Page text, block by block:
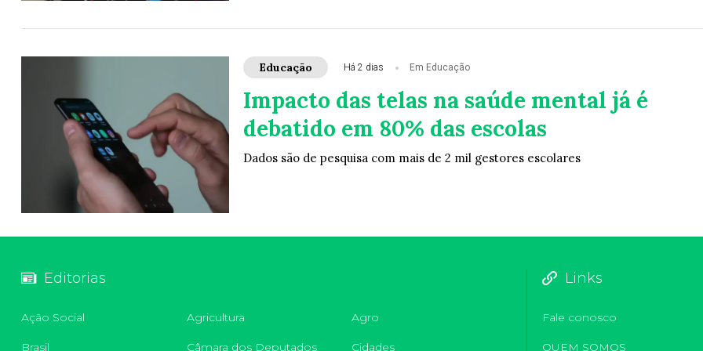
Educação Há 2 dias Em Educação
Impacto das telas na saúde mental já é
debatido em 80% das escolas
Dados são de pesquisa com mais de 2 mil gestores escolares
Editorias
Ação Social Agricultura Agro
Brasil Câmara dos Deputados Cidades
Links
Fale conosco
QUEM SOMOS